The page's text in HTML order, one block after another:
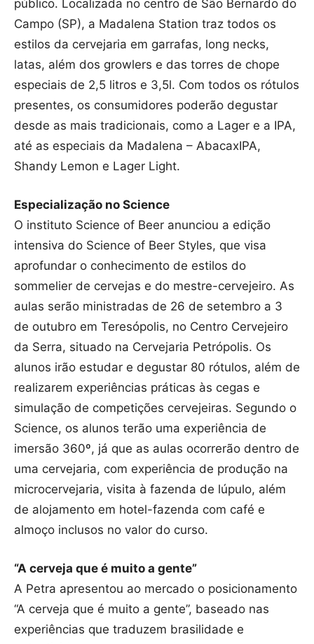
público. Localizada no centro de São Bernardo do
Campo (SP), a Madalena Station traz todos os
estilos da cervejaria em garrafas, long necks,
latas, além dos growlers e das torres de chope
especiais de 2,5 litros e 3,5l. Com todos os rótulos
presentes, os consumidores poderão degustar
desde as mais tradicionais, como a Lager e a IPA,
até as especiais da Madalena – AbacaxIPA,
Shandy Lemon e Lager Light.
Especialização no Science
O instituto Science of Beer anunciou a edição
intensiva do Science of Beer Styles, que visa
aprofundar o conhecimento de estilos do
sommelier de cervejas e do mestre-cervejeiro. As
aulas serão ministradas de 26 de setembro a 3
de outubro em Teresópolis, no Centro Cervejeiro
da Serra, situado na Cervejaria Petrópolis. Os
alunos irão estudar e degustar 80 rótulos, além de
realizarem experiências práticas às cegas e
simulação de competições cervejeiras. Segundo o
Science, os alunos terão uma experiência de
imersão 360º, já que as aulas ocorrerão dentro de
uma cervejaria, com experiência de produção na
microcervejaria, visita à fazenda de lúpulo, além
de alojamento em hotel-fazenda com café e
almoço inclusos no valor do curso.
“A cerveja que é muito a gente”
A Petra apresentou ao mercado o posicionamento
“A cerveja que é muito a gente”, baseado nas
experiências que traduzem brasilidade e